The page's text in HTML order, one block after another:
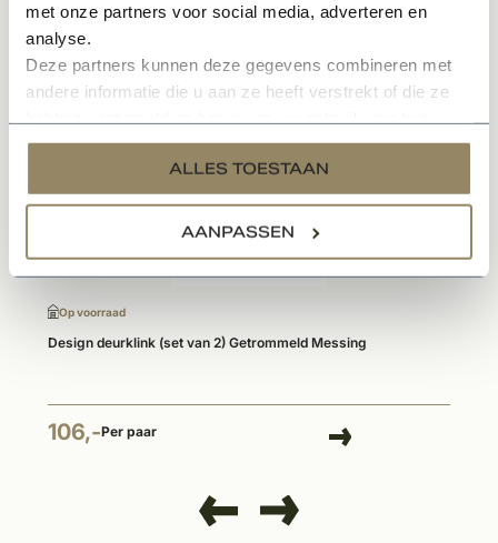
met onze partners voor social media, adverteren en
analyse.
Deze partners kunnen deze gegevens combineren met
andere informatie die u aan ze heeft verstrekt of die ze
services.
ALLES TOESTAAN
AANPASSEN
Gerelateerde producten
Op voorraad
Design deurklink (set van 2) Getrommeld Messing
106,-Per paar